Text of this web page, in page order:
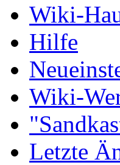
Wiki-
Hilfe
Wiki-
Letzte